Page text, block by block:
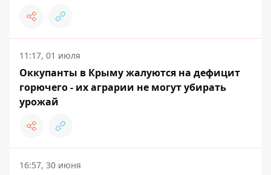
11:17, 01 июля
Оккупанты в Крыму жалуются на дефицит
горючего - их аграрии не могут убирать
урожай
16:57, 30 июня